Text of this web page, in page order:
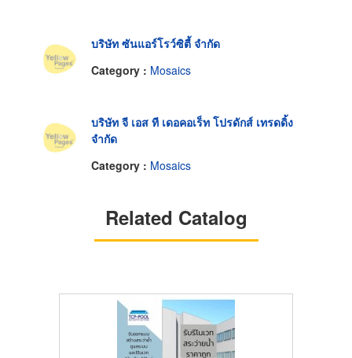
บริษัท ซันแอร์โรว์ซิตี้ จำกัด
Category : Mosaics
บริษัท จี เอส ที เดอคอเร็ท โปรดักส์ เทรดดิ้ง
จำกัด
Category : Mosaics
Related Catalog